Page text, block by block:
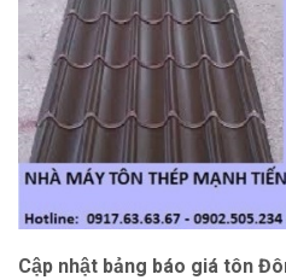
Cập nhật bảng báo giá tôn